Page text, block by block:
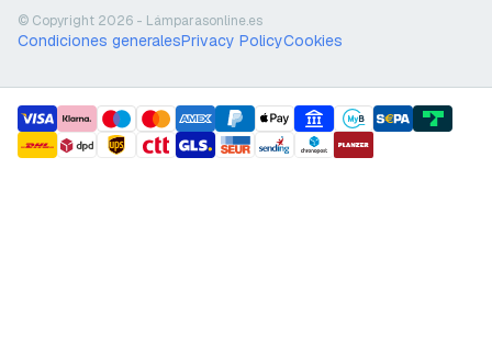
© Copyright 2026 - Lámparasonline.es
Condiciones generalesPrivacy PolicyCookies
payment methods
shipment methods